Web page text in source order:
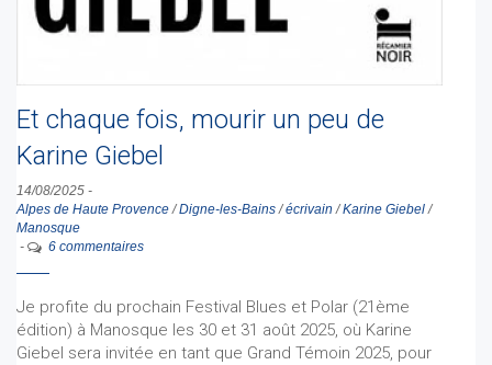
Et chaque fois, mourir un peu de
Karine Giebel
14/08/2025 -
Alpes de Haute Provence/Digne-les-Bains/écrivain /Karine Giebel/
Manosque
-
6 commentaires
Je profite du prochain Festival Blues et Polar (21ème
édition) à Manosque les 30 et 31 août 2025, où Karine
Giebel sera invitée en tant que Grand Témoin 2025, pour